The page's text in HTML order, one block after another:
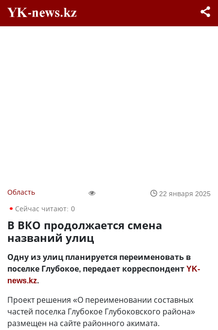
Область
22 января 2025
Сейчас читают: 0
В ВКО продолжается смена
названий улиц
Одну из улиц планируется переименовать в
поселке Глубокое, передает корреспондентYK-
news.kz.
Проект решения «О переименовании составных
частей поселка Глубокое Глубоковского района»
размещен на сайте районного акимата.